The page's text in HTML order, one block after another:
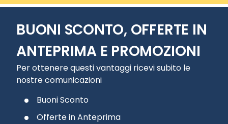
BUONI SCONTO, OFFERTE IN
ANTEPRIMA E PROMOZIONI
Per ottenere questi vantaggi ricevi subito le
nostre comunicazioni
Buoni Sconto
Offerte in Anteprima